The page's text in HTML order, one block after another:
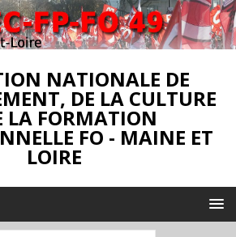
NATIONALE DE
DE LA CULTURE
LA FORMATION
FO - MAINE ET
LOIRE